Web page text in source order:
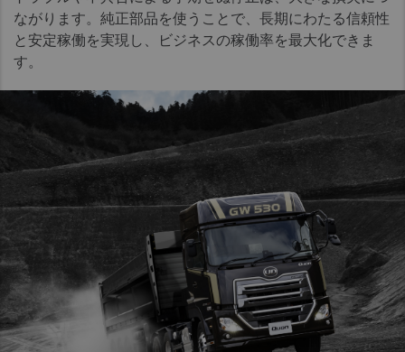
ながります。純正部品を使うことで、長期にわたる信頼性
と安定稼働を実現し、ビジネスの稼働率を最大化できま
す。